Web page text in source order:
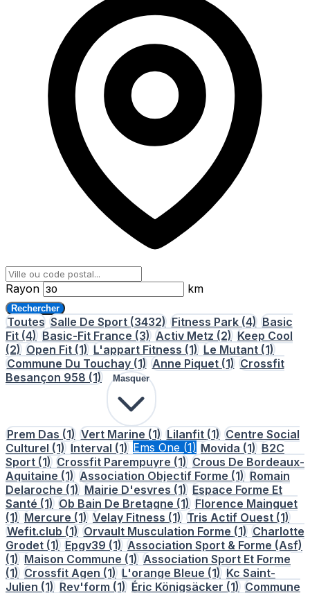
Rayon km
Rechercher
Toutes Salle De Sport (3432) Fitness Park (4) Basic
Fit (4) Basic-Fit France (3) Activ Metz (2) Keep Cool
(2) Open Fit (1) L'appart Fitness (1) Le Mutant (1)
Commune Du Touchay (1) Anne Piquet (1) Crossfit
Besançon 958 (1) Masquer
Prem Das (1) Vert Marine (1) Lilanfit (1) Centre Social
Culturel (1) Interval (1) Ems One (1) Movida (1) B2C
Sport (1) Crossfit Parempuyre (1) Crous De Bordeaux-
Aquitaine (1) Association Objectif Forme (1) Romain
Delaroche (1) Mairie D'esvres (1) Espace Forme Et
Santé (1) Ob Bain De Bretagne (1) Florence Mainguet
(1) Mercure (1) Velay Fitness (1) Tris Actif Ouest (1)
Wefit.club (1) Orvault Musculation Forme (1) Charlotte
Grodet (1) Epgv39 (1) Association Sport & Forme (Asf)
(1) Maison Commune (1) Association Sport Et Forme
(1) Crossfit Agen (1) L'orange Bleue (1) Kc Saint-
Julien (1) Rev'form (1) Éric Königsäcker (1) Commune